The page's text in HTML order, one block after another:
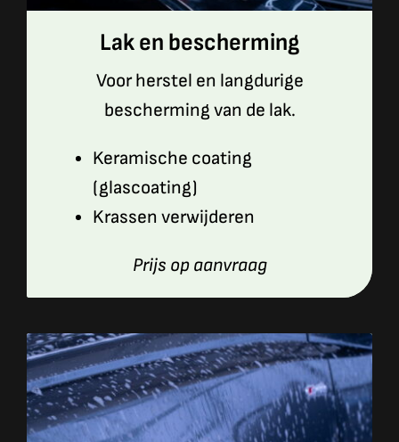
Lak en bescherming
Voor herstel en langdurige
bescherming van de lak.
Keramische coating
(glascoating)
Krassen verwijderen
Prijs op aanvraag